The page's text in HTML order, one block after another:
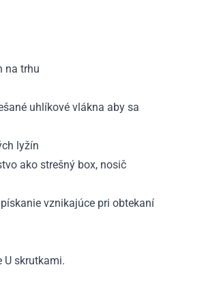
na trhu
uhlíkové vlákna aby sa
lyžín
ako strešný box, nosič
vznikajúce pri obtekaní
U skrutkami.